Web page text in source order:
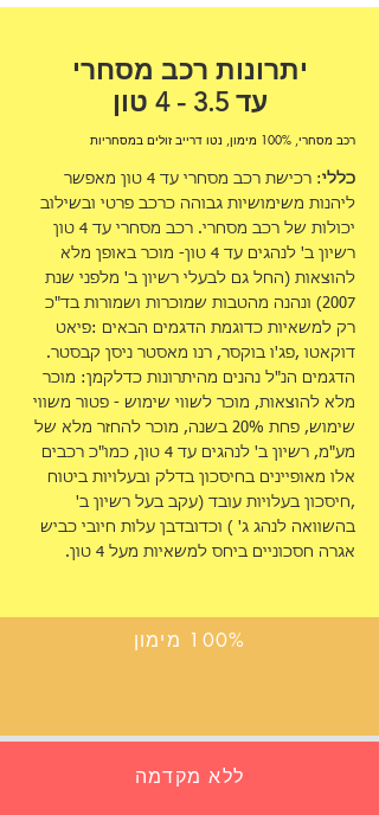
100% מימון
ללא מקדמה
יתרונות רכב מסחרי
עד 3.5 - 4 טון
רכב מסחרי, 100% מימון, נטו דרייב זולים במסחריות
כללי
: רכישת רכב מסחרי עד 4 טון מאפשר
ליהנות משימושיות גבוהה כרכב פרטי ובשילוב
יכולות של רכב מסחרי. רכב מסחרי עד 4 טון
רשיון ב' לנהגים עד 4 טון- מוכר באופן מלא
להוצאות (החל גם לבעלי רשיון ב' מלפני שנת
2007) ונהנה מהטבות שמוכרות ושמורות בד"כ
רק למשאיות כדוגמת הדגמים הבאים :פיאט
דוקאטו ,פג'ו בוקסר, רנו מאסטר ניסן קבסטר.
הדגמים הנ"ל נהנים מהיתרונות כדלקמן: מוכר
מלא להוצאות, מוכר לשווי שימוש - פטור משווי
שימוש, פחת 20% בשנה, מוכר להחזר מלא של
מע"מ, רשיון ב' לנהגים עד 4 טון, כמו"כ רכבים
אלו מאופיינים בחיסכון בדלק ובעלויות ביטוח
,חיסכון בעלויות עובד (עקב בעל רשיון ב'
בהשוואה לנהג ג' ) וכדובדבן עלות חיובי כביש
אגרה חסכוניים ביחס למשאיות מעל 4 טון.